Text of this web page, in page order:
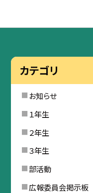
カテゴリ
お知らせ
１年生
２年生
３年生
部活動
広報委員会掲示板